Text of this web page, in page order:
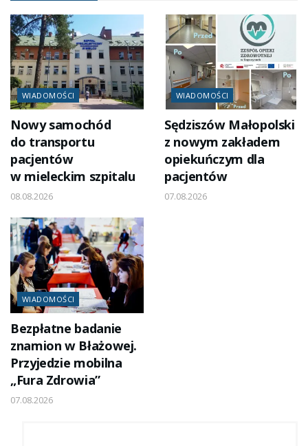
WIADOMOŚCI
Nowy samochód
do transportu
pacjentów
w mieleckim szpitalu
08.08.2026
WIADOMOŚCI
Sędziszów Małopolski
z nowym zakładem
opiekuńczym dla
pacjentów
07.08.2026
WIADOMOŚCI
Bezpłatne badanie
znamion w Błażowej.
Przyjedzie mobilna
„Fura Zdrowia”
07.08.2026